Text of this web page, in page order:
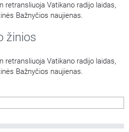
retransliuoja Vatikano radijo laidas,
Bažnyčios naujienas.
žinios
retransliuoja Vatikano radijo laidas,
Bažnyčios naujienas.